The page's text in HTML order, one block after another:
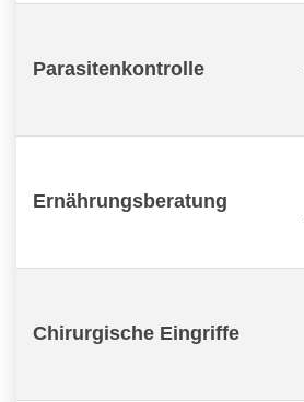
Parasitenkontrolle
Ernährungsberatung
Chirurgische Eingriffe